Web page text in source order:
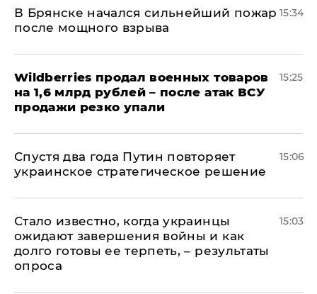
В Брянске начался сильнейший пожар
после мощного взрыва
15:34
​Wildberries продал военных товаров
на 1,6 млрд рублей – после атак ВСУ
продажи резко упали
15:25
Спустя два года Путин повторяет
украинское стратегическое решение
15:06
Стало известно, когда украинцы
ожидают завершения войны и как
долго готовы ее терпеть, – результаты
опроса
15:03